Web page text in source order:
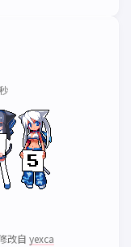
改自 yexca